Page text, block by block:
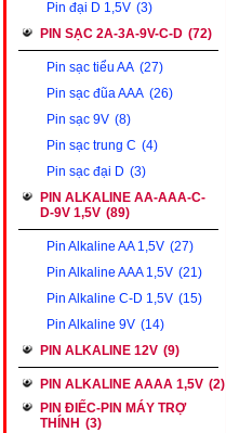
Pin đại D 1,5V (3)
PIN SẠC 2A-3A-9V-C-D (72)
Pin sạc tiểu AA (27)
Pin sạc đũa AAA (26)
Pin sạc 9V (8)
Pin sạc trung C (4)
Pin sạc đại D (3)
PIN ALKALINE AA-AAA-C-
D-9V 1,5V (89)
Pin Alkaline AA 1,5V (27)
Pin Alkaline AAA 1,5V (21)
Pin Alkaline C-D 1,5V (15)
Pin Alkaline 9V (14)
PIN ALKALINE 12V (9)
PIN ALKALINE AAAA 1,5V (2)
PIN ĐIẾC-PIN MÁY TRỢ
THÍNH (3)